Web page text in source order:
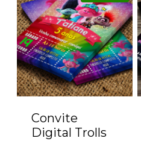
Convite
Digital Trolls